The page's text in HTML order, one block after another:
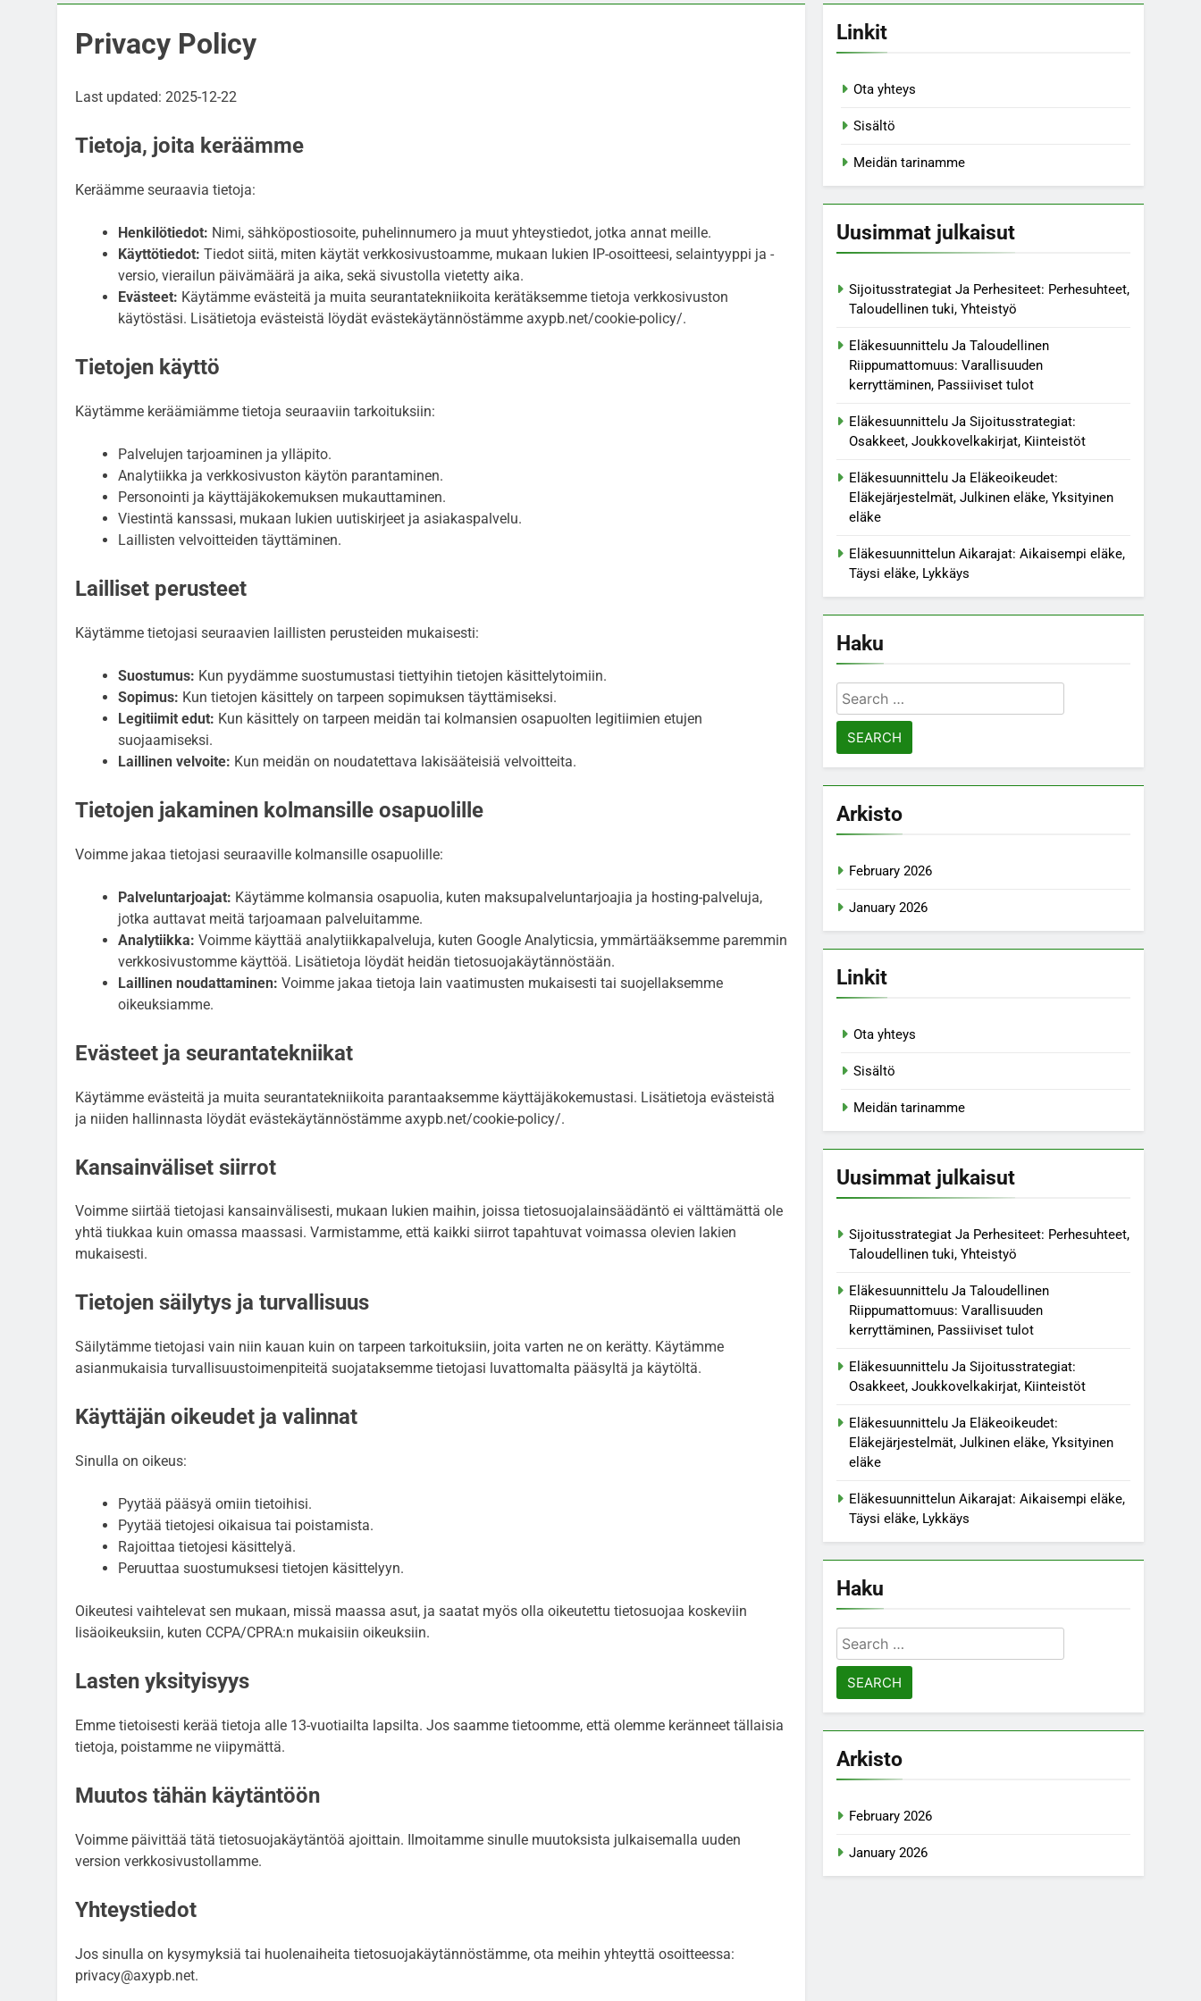
Privacy Policy
Last updated: 2025-12-22
Tietoja, joita keräämme
Keräämme seuraavia tietoja:
Henkilötiedot: Nimi, sähköpostiosoite, puhelinnumero ja muut yhteystiedot, jotka annat meille.
Käyttötiedot: Tiedot siitä, miten käytät verkkosivustoamme, mukaan lukien IP-osoitteesi, selaintyyppi ja -
versio, vierailun päivämäärä ja aika, sekä sivustolla vietetty aika.
Evästeet: Käytämme evästeitä ja muita seurantatekniikoita kerätäksemme tietoja verkkosivuston
käytöstäsi. Lisätietoja evästeistä löydät evästekäytännöstämme axypb.net/cookie-policy/.
Tietojen käyttö
Käytämme keräämiämme tietoja seuraaviin tarkoituksiin:
Palvelujen tarjoaminen ja ylläpito.
Analytiikka ja verkkosivuston käytön parantaminen.
Personointi ja käyttäjäkokemuksen mukauttaminen.
Viestintä kanssasi, mukaan lukien uutiskirjeet ja asiakaspalvelu.
Laillisten velvoitteiden täyttäminen.
Lailliset perusteet
Käytämme tietojasi seuraavien laillisten perusteiden mukaisesti:
Suostumus: Kun pyydämme suostumustasi tiettyihin tietojen käsittelytoimiin.
Sopimus: Kun tietojen käsittely on tarpeen sopimuksen täyttämiseksi.
Legitiimit edut: Kun käsittely on tarpeen meidän tai kolmansien osapuolten legitiimien etujen
suojaamiseksi.
Laillinen velvoite: Kun meidän on noudatettava lakisääteisiä velvoitteita.
Tietojen jakaminen kolmansille osapuolille
Voimme jakaa tietojasi seuraaville kolmansille osapuolille:
Palveluntarjoajat: Käytämme kolmansia osapuolia, kuten maksupalveluntarjoajia ja hosting-palveluja,
jotka auttavat meitä tarjoamaan palveluitamme.
Analytiikka: Voimme käyttää analytiikkapalveluja, kuten Google Analyticsia, ymmärtääksemme paremmin
verkkosivustomme käyttöä. Lisätietoja löydät heidän tietosuojakäytännöstään.
Laillinen noudattaminen: Voimme jakaa tietoja lain vaatimusten mukaisesti tai suojellaksemme
oikeuksiamme.
Evästeet ja seurantatekniikat
Käytämme evästeitä ja muita seurantatekniikoita parantaaksemme käyttäjäkokemustasi. Lisätietoja evästeistä
ja niiden hallinnasta löydät evästekäytännöstämme axypb.net/cookie-policy/.
Kansainväliset siirrot
Voimme siirtää tietojasi kansainvälisesti, mukaan lukien maihin, joissa tietosuojalainsäädäntö ei välttämättä ole
yhtä tiukkaa kuin omassa maassasi. Varmistamme, että kaikki siirrot tapahtuvat voimassa olevien lakien
mukaisesti.
Tietojen säilytys ja turvallisuus
Säilytämme tietojasi vain niin kauan kuin on tarpeen tarkoituksiin, joita varten ne on kerätty. Käytämme
asianmukaisia turvallisuustoimenpiteitä suojataksemme tietojasi luvattomalta pääsyltä ja käytöltä.
Käyttäjän oikeudet ja valinnat
Sinulla on oikeus:
Pyytää pääsyä omiin tietoihisi.
Pyytää tietojesi oikaisua tai poistamista.
Rajoittaa tietojesi käsittelyä.
Peruuttaa suostumuksesi tietojen käsittelyyn.
Oikeutesi vaihtelevat sen mukaan, missä maassa asut, ja saatat myös olla oikeutettu tietosuojaa koskeviin
lisäoikeuksiin, kuten CCPA/CPRA:n mukaisiin oikeuksiin.
Lasten yksityisyys
Emme tietoisesti kerää tietoja alle 13-vuotiailta lapsilta. Jos saamme tietoomme, että olemme keränneet tällaisia
tietoja, poistamme ne viipymättä.
Muutos tähän käytäntöön
Voimme päivittää tätä tietosuojakäytäntöä ajoittain. Ilmoitamme sinulle muutoksista julkaisemalla uuden
version verkkosivustollamme.
Yhteystiedot
Jos sinulla on kysymyksiä tai huolenaiheita tietosuojakäytännöstämme, ota meihin yhteyttä osoitteessa:
privacy@axypb.net.
Linkit
Ota yhteys
Sisältö
Meidän tarinamme
Uusimmat julkaisut
Sijoitusstrategiat Ja Perhesiteet: Perhesuhteet,
Taloudellinen tuki, Yhteistyö
Eläkesuunnittelu Ja Taloudellinen
Riippumattomuus: Varallisuuden
kerryttäminen, Passiiviset tulot
Eläkesuunnittelu Ja Sijoitusstrategiat:
Osakkeet, Joukkovelkakirjat, Kiinteistöt
Eläkesuunnittelu Ja Eläkeoikeudet:
Eläkejärjestelmät, Julkinen eläke, Yksityinen
eläke
Eläkesuunnittelun Aikarajat: Aikaisempi eläke,
Täysi eläke, Lykkäys
Haku
Search
for:
Arkisto
February 2026
January 2026
Linkit
Ota yhteys
Sisältö
Meidän tarinamme
Uusimmat julkaisut
Sijoitusstrategiat Ja Perhesiteet: Perhesuhteet,
Taloudellinen tuki, Yhteistyö
Eläkesuunnittelu Ja Taloudellinen
Riippumattomuus: Varallisuuden
kerryttäminen, Passiiviset tulot
Eläkesuunnittelu Ja Sijoitusstrategiat:
Osakkeet, Joukkovelkakirjat, Kiinteistöt
Eläkesuunnittelu Ja Eläkeoikeudet:
Eläkejärjestelmät, Julkinen eläke, Yksityinen
eläke
Eläkesuunnittelun Aikarajat: Aikaisempi eläke,
Täysi eläke, Lykkäys
Haku
Search
for:
Arkisto
February 2026
January 2026